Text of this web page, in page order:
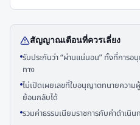
สัญญาณเตือนที่ควรเลี่ยง
รับประกันว่า “ผ่านแน่นอน” ทั้งที่การ
ทาง
ไม่เปิดเผยเลขที่ใบอนุญาตทนายควา
ย้อนกลับได้
รวมค่าธรรมเนียมราชการกับค่าดำเนิ